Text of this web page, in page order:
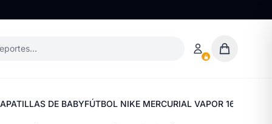
DE BABYFÚTBOL NIKE MERCURIAL VAPOR 16